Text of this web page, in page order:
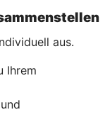
aus.
Ihrem